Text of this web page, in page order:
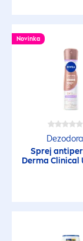
Novinka
Sprej
Derma Clinical